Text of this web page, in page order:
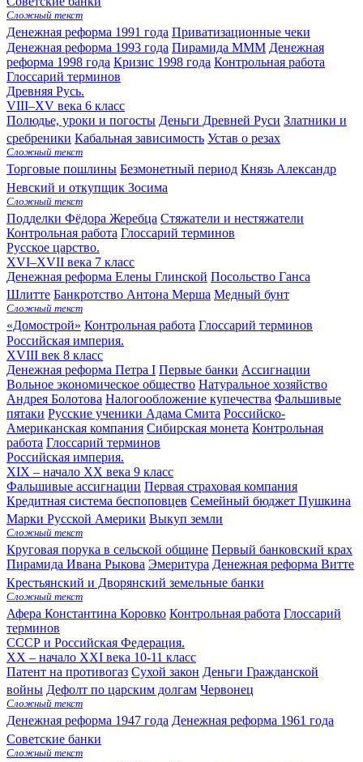
Сложный текст
Денежная реформа 1991 года Приватизационные чеки
Денежная реформа 1993 года Пирамида МММ Денежная
реформа 1998 года Кризис 1998 года Контрольная работа
Глоссарий терминов
Древняя Русь.
VIII–XV века 6 класс
Полюдье, уроки и погосты Деньги Древней Руси Златники и
сребреники Кабальная зависимость Устав о резах
Сложный текст
Торговые пошлины Безмонетный период Князь Александр
Невский и откупщик Зосима
Сложный текст
Подделки Фёдора Жеребца Стяжатели и нестяжатели
Контрольная работа Глоссарий терминов
Русское царство.
XVI–XVII века 7 класс
Денежная реформа Елены Глинской Посольство Ганса
Шлитте Банкротство Антона Мерша Медный бунт
Сложный текст
«Домострой» Контрольная работа Глоссарий терминов
Российская империя.
XVIII век 8 класс
Денежная реформа Петра I Первые банки Ассигнации
Вольное экономическое общество Натуральное хозяйство
Андрея Болотова Налогообложение купечества Фальшивые
пятаки Русские ученики Адама Смита Российско-
Американская компания Сибирская монета Контрольная
работа Глоссарий терминов
Российская империя.
XIX – начало XX века 9 класс
Фальшивые ассигнации Первая страховая компания
Кредитная система беспоповцев Семейный бюджет Пушкина
Марки Русской Америки Выкуп земли
Сложный текст
Круговая порука в сельской общине Первый банковский крах
Пирамида Ивана Рыкова Эмеритура Денежная реформа Витте
Крестьянский и Дворянский земельные банки
Сложный текст
Афера Константина Коровко Контрольная работа Глоссарий
терминов
СССР и Российская Федерация.
XX – начало XXI века 10-11 класс
Патент на противогаз Сухой закон Деньги Гражданской
войны Дефолт по царским долгам Червонец
Сложный текст
Денежная реформа 1947 года Денежная реформа 1961 года
Советские банки
Сложный текст